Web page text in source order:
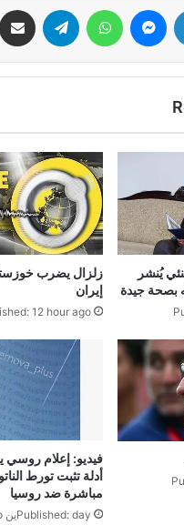
لينكدإن ماسنجر واتساب تيلقرام
يُنشر
بصحة جيدة
زلزال يضرب
إيران
12 hour ago
فيديو: إعلام روسي
أدلة تثبت تورط
مباشرة ضد روسيا
Published: dayين ago